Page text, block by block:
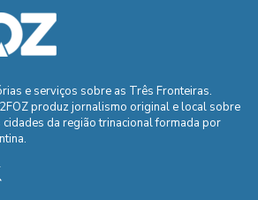
e serviços sobre as Três Fronteiras.
produz jornalismo original e local sobre
cidades da região trinacional formada por